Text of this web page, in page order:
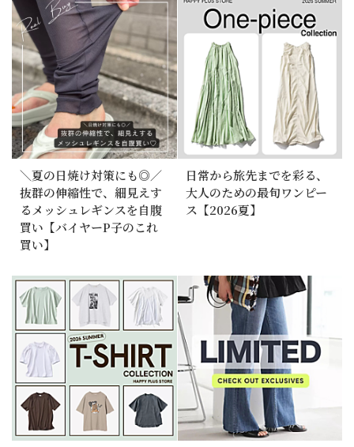
＼夏の日焼け対策にも◎／
抜群の伸縮性で、細見えす
るメッシュレギンスを自腹
買い【バイヤーP子のこれ
買い】
日常から旅先までを彩る、
大人のための最旬ワンピー
ス【2026夏】